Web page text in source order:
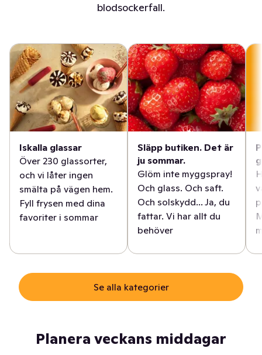
blodsockerfall.
Iskalla glassar
Över 230 glassorter,
och vi låter ingen
smälta på vägen hem.
Fyll frysen med dina
favoriter i sommar
Släpp butiken. Det är
ju sommar.
Glöm inte myggspray!
Och glass. Och saft.
Och solskydd... Ja, du
fattar. Vi har allt du
behöver
Se alla kategorier
Planera veckans middagar